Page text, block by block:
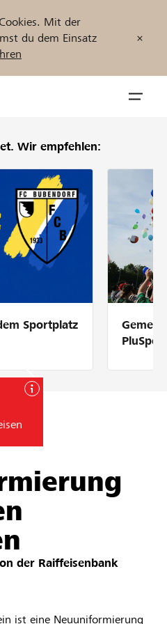
Mit der
du dem Einsatz
finden
Wir empfehlen:
Sportplatz
der Raiffeisenbank
ist eine Neuuniformierung